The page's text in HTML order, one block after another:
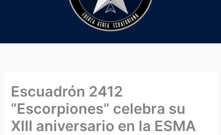
Escuadrón 2412
“Escorpiones” celebra su
XIII aniversario en la ESMA